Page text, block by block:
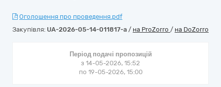
Оголошення про проведення.pdf
Закупівля: UA-2026-05-14-011817-a / на ProZorro / на DoZorro
Період подачі пропозицій
з 14-05-2026, 15:52
по 19-05-2026, 15:00